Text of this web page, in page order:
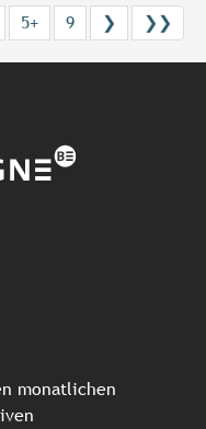
5+ 9 ❯ ❯❯
monatlichen